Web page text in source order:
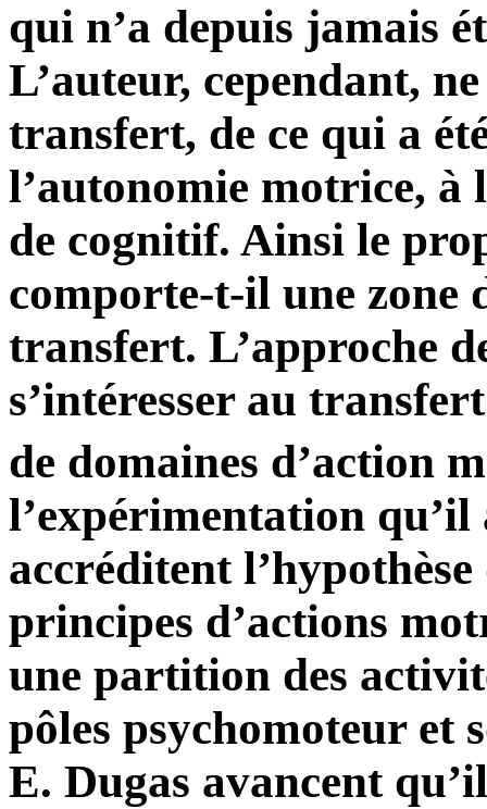
qui n’a depuis jamais
L’auteur, cependant,
transfert, de ce qui a
l’autonomie motrice, à
de cognitif. Ainsi le
comporte-t-il une zone
transfert. L’approche
s’intéresser au
de domaines d’action
l’expérimentation qu’il
accréditent
principes d’actions
une partition des
pôles psychomoteur et
E. Dugas avancent